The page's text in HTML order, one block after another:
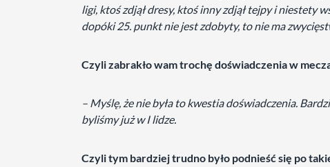
ligi, ktoś zdjął dresy, ktoś inny zdjął tejpy i niestety
dopóki 25. punkt nie jest zdobyty, to nie ma
Czyli zabrakło wam trochę doświadczenia w
– Myślę, że nie była to kwestia doświadczenia.
byliśmy już w I lidze.
Czyli tym bardziej trudno było podnieść się po